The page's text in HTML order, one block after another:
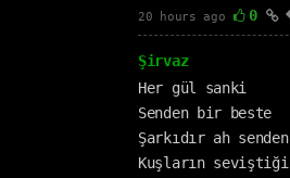
20 hours ago 0
Şirvaz
Her gül sanki
Senden bir beste
Şarkıdır ah senden
Kuşların seviştiği